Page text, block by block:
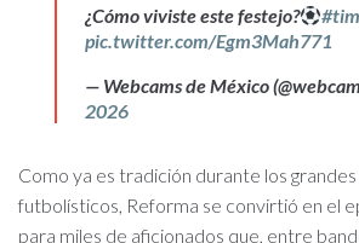
¿Cómo viviste este festejo?
pic.twitter.com/Egm3Mah771
— Webcams de México
2026
Como ya es tradición durante los
futbolísticos, Reforma se convirtió en el
para miles de aficionados que, entre